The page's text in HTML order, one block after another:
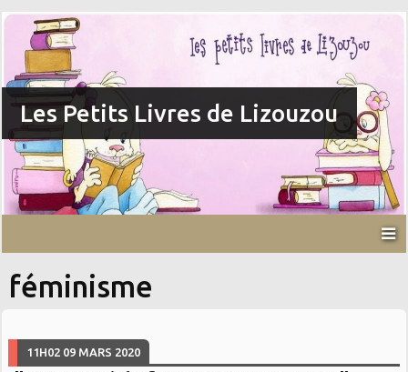
Les Petits Livres de Lizouzou
féminisme
11H02 09 MARS 2020